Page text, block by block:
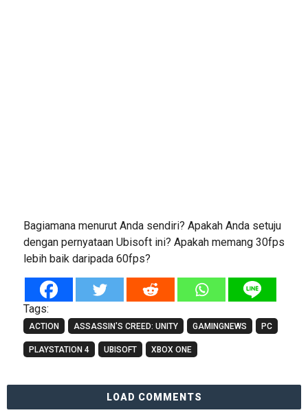
Bagiamana menurut Anda sendiri? Apakah Anda setuju
dengan pernyataan Ubisoft ini? Apakah memang 30fps
lebih baik daripada 60fps?
Tags:
ACTION ASSASSIN'S CREED: UNITY GAMINGNEWS PC
PLAYSTATION 4 UBISOFT XBOX ONE
LOAD COMMENTS